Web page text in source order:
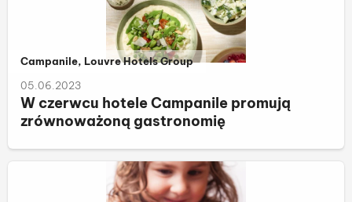
Należy do kategorii:
Campanile, Louvre Hotels Group
05.06.2023
W czerwcu hotele Campanile promują
zrównoważoną gastronomię